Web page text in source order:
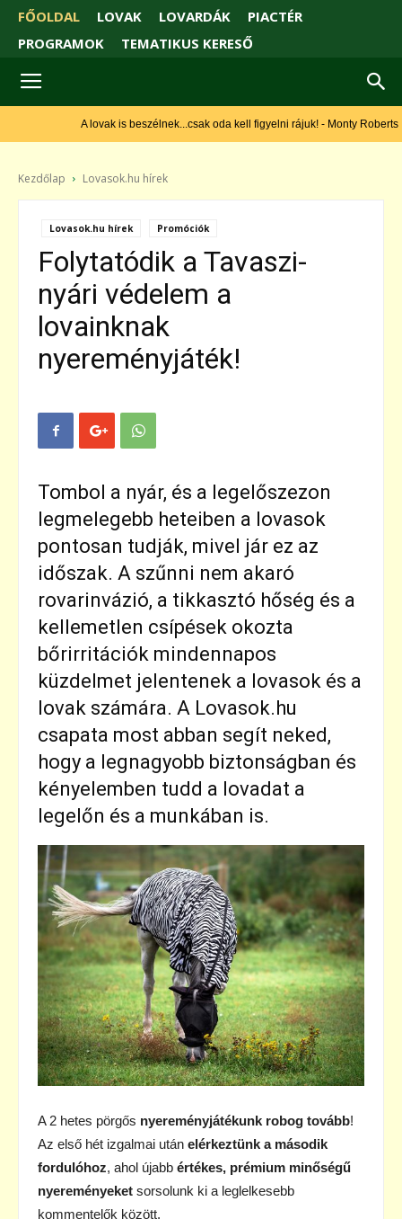
FŐOLDAL LOVAK LOVARDÁK
PIACTÉR
PROGRAMOK
TEMATIKUS KERESŐ
A lovak is beszélnek...csak oda kell figyelni rájuk! - Monty Roberts
Kezdőlap Lovasok.hu hírek
Lovasok.hu hírek Promóciók
Folytatódik a Tavaszi-
nyári védelem a
lovainknak
nyereményjáték!
Tombol a nyár, és a legelőszezon
legmelegebb heteiben a lovasok
pontosan tudják, mivel jár ez az
időszak. A szűnni nem akaró
rovarinvázió, a tikkasztó hőség és a
kellemetlen csípések okozta
bőrirritációk mindennapos
küzdelmet jelentenek a lovasok és a
lovak számára. A Lovasok.hu
csapata most abban segít neked,
hogy a legnagyobb biztonságban és
kényelemben tudd a lovadat a
legelőn és a munkában is.
A 2 hetes pörgős nyereményjátékunk robog tovább!
Az első hét izgalmai után elérkeztünk a második
fordulóhoz, ahol újabb értékes, prémium minőségű
nyereményeket sorsolunk ki a leglelkesebb
kommentelők között.